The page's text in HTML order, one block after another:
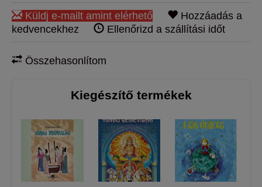
Küldj e-mailt amint elérhető
Hozzáadás a
kedvencekhez
Ellenőrizd a szállítási időt
Összehasonlítom
Kiegészítő termékek